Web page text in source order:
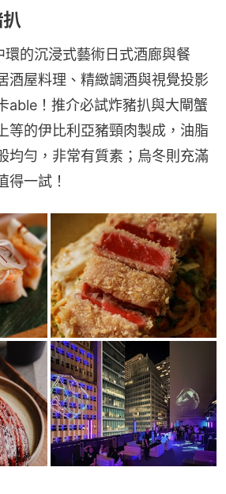
環的沉浸式藝術日式酒廊與餐
酒屋料理、精緻調酒與視覺投影
able！推介必試炸豬扒與大閘蟹
等的伊比利亞豬頸肉製成，油脂
均勻，非常有質素；烏冬則充滿
得一試！